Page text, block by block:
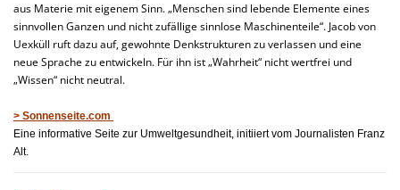
aus Materie mit eigenem Sinn. „Menschen sind lebende Elemente eines
sinnvollen Ganzen und nicht zufällige sinnlose Maschinenteile“. Jacob von
Uexküll ruft dazu auf, gewohnte Denkstrukturen zu verlassen und eine
neue Sprache zu entwickeln. Für ihn ist „Wahrheit“ nicht wertfrei und
„Wissen“ nicht neutral.
> Sonnenseite.com
Eine informative Seite zur Umweltgesundheit, initiiert vom Journalisten Franz
Alt.